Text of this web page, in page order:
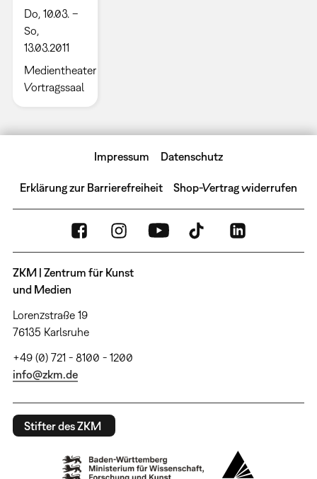
Do, 10.03. –
So,
13.03.2011
Medientheater
Vortragssaal
Impressum Datenschutz
Erklärung zur Barrierefreiheit Shop-Vertrag widerrufen
ZKM | Zentrum für Kunst
und Medien
Lorenzstraße 19
76135 Karlsruhe
+49 (0) 721 - 8100 - 1200
info@zkm.de
Stifter des ZKM